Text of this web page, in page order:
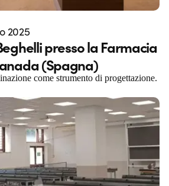
2025
presso la Farmacia
(Spagna)
come strumento di progettazione.